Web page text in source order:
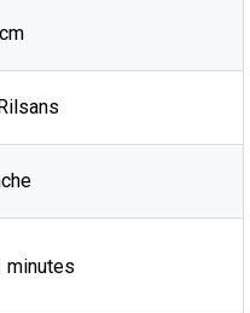
minutes